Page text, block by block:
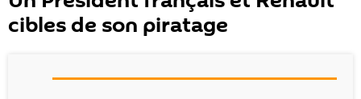
cibles de son piratage